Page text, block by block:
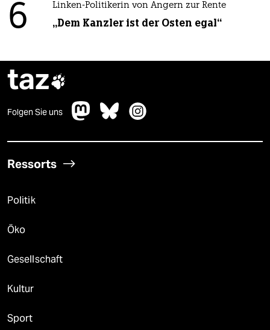
6 Linken-Politikerin von Angern zur Rente
„Dem Kanzler ist der Osten egal“
taz
Folgen Sie uns
Ressorts
Politik
Öko
Gesellschaft
Kultur
Sport